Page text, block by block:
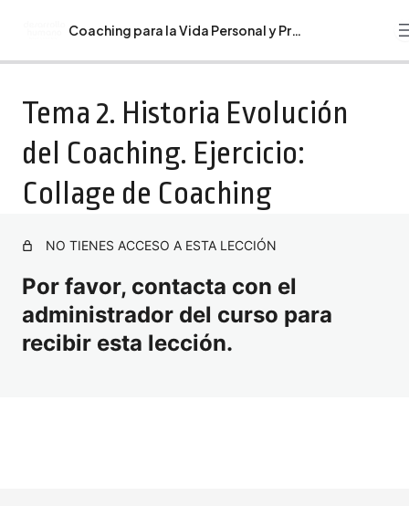
Coaching para la Vida Personal y Profesional
Guía del Curso de Coaching para la Vida Personal y
Profesional
Bienvenida. Recomendaciones. Programa Formativo
Coaching para la Vida Personal y Profesional
Tema 1. Coaching. Ejercicio: Mapa Coaching
Tema 2. Historia Evolución del Coaching. Ejercicio:
Tema 3: Principios y Filosofía Coaching. Ejercicio: El
compromiso personal.
Tema 4. Ética y Profesionalismo Coaching. Ejercicio:
Tema 2. Historia Evolución
del Coaching. Ejercicio:
Collage de Coaching
NO TIENES ACCESO A ESTA LECCIÓN
Por favor, contacta con el
administrador del curso para
recibir esta lección.